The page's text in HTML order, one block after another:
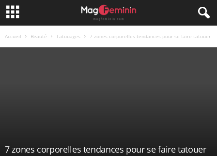
Accueil Beauté Tatouages 7 zones corporelles tendances pour se faire tatouer
7 zones corporelles tendances pour se faire tatouer